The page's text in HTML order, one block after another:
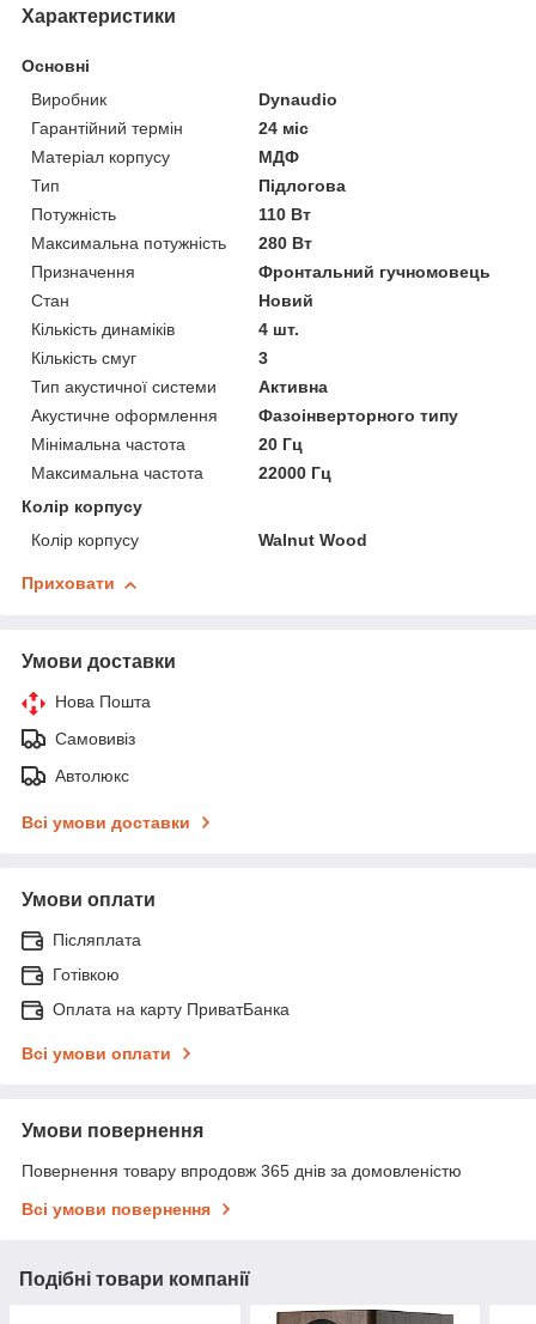
Характеристики
Основні
Виробник
Dynaudio
Гарантійний термін
24 міс
Матеріал корпусу
МДФ
Тип
Підлогова
Потужність
110 Вт
Максимальна потужність
280 Вт
Призначення
Фронтальний гучномовець
Стан
Новий
Кількість динаміків
4 шт.
Кількість смуг
3
Тип акустичної системи
Активна
Акустичне оформлення
Фазоінверторного типу
Мінімальна частота
20 Гц
Максимальна частота
22000 Гц
Колір корпусу
Колір корпусу
Walnut Wood
Приховати
Умови доставки
Нова Пошта
Самовивіз
Автолюкс
Всі умови доставки
Умови оплати
Післяплата
Готівкою
Оплата на карту ПриватБанка
Всі умови оплати
Умови повернення
Повернення товару впродовж 365 днів за домовленістю
Всі умови повернення
Подібні товари компанії